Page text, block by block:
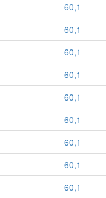
60,1
60,1
60,1
60,1
60,1
60,1
60,1
60,1
60,1